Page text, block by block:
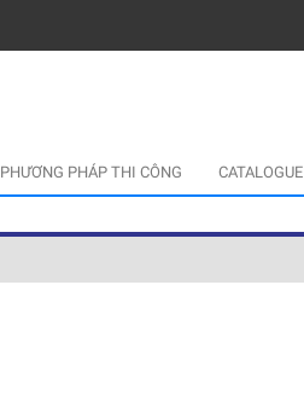
PHƯƠNG PHÁP THI CÔNG CATALOGUE